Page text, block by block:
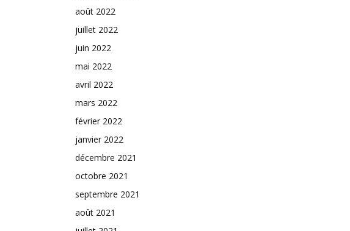
août 2022
juillet 2022
juin 2022
mai 2022
avril 2022
mars 2022
février 2022
janvier 2022
décembre 2021
octobre 2021
septembre 2021
août 2021